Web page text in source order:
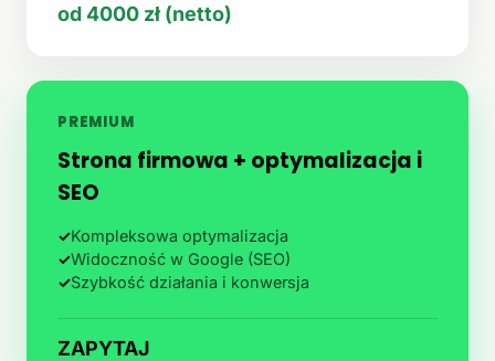
od 4000 zł (netto)
PREMIUM
Strona firmowa + optymalizacja i
SEO
✓Kompleksowa optymalizacja
✓Widoczność w Google (SEO)
✓Szybkość działania i konwersja
ZAPYTAJ